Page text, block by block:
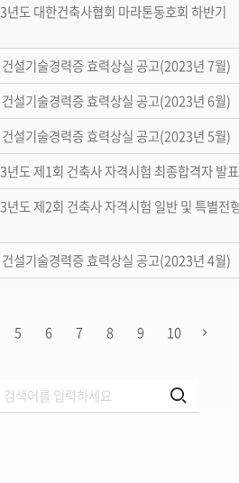
도 대한건축사협회 마라톤동호회 하반기
설기술경력증 효력상실 공고(2023년 7월)
설기술경력증 효력상실 공고(2023년 6월)
설기술경력증 효력상실 공고(2023년 5월)
도 제1회 건축사 자격시험 최종합격자 발표
도 제2회 건축사 자격시험 일반 및 특별전
설기술경력증 효력상실 공고(2023년 4월)
5 6 7 8 9 10